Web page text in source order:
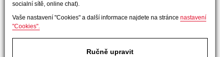
socialní sítě, online chat).
Vaše nastavení "Cookies" a další informace najdete na stránce nastavení
"Cookies".
Ručně upravit